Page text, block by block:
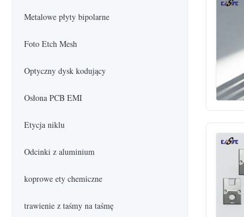
Metalowe płyty bipolarne
Foto Etch Mesh
Optyczny dysk kodujący
Osłona PCB EMI
Etycja niklu
Odcinki z aluminium
koprowe ety chemiczne
trawienie z taśmy na taśmę